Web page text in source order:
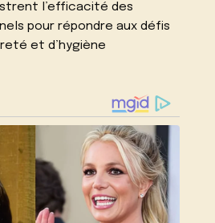
l’efficacité des
pour répondre aux défis
et d’hygiène